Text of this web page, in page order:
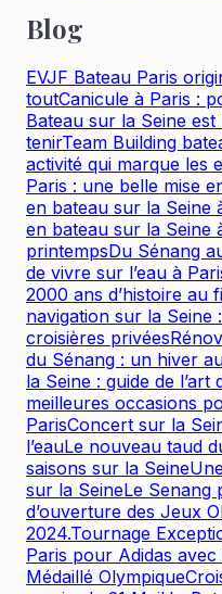
Blog
EVJF Bateau Paris
toutCanicule à Paris :
Bateau sur la Seine
tenirTeam Building
activité qui marque les
Paris : une belle mise
en bateau sur la Seine
en bateau sur la Seine
printempsDu Sénang
de vivre sur l’eau à
2000 ans d’histoire au
navigation sur la
croisières privées
du Sénang : un hiver
la Seine : guide de l’art
meilleures occasions
ParisConcert sur la
l’eauLe nouveau taud
saisons sur la Seine
sur la SeineLe Senang
d’ouverture des Jeux
2024.Tournage
Paris pour Adidas
Médaillé Olympique